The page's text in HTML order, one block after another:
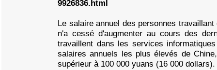
9926836.html
Le salaire annuel des personnes
n'a cessé d'augmenter au cours des
travaillent dans les services
salaires annuels les plus élevés de
supérieur à 100 000 yuans (16 000 dollars).